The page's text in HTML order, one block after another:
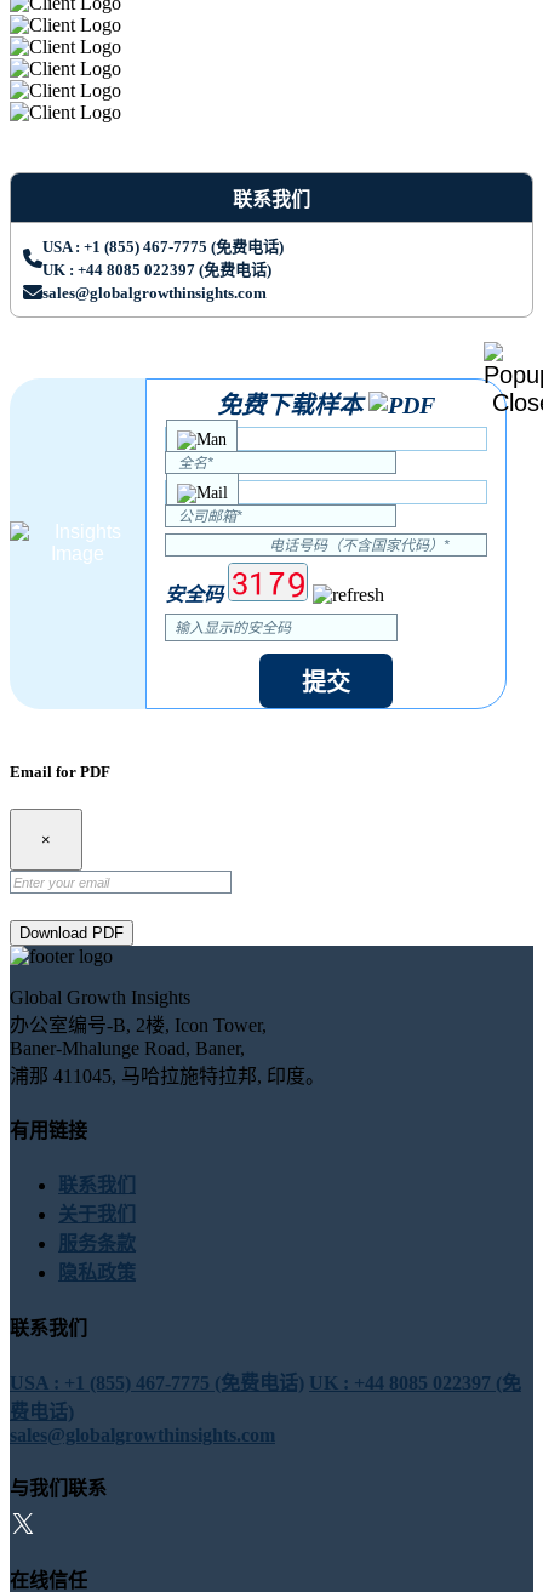
联系我们
USA : +1 (855) 467-7775 (免费电话)
UK : +44 8085 022397 (免费电话)
sales@globalgrowthinsights.com
免费下载样本
安全码
提交
Email for PDF
×
Download PDF
Global Growth Insights
办公室编号-B, 2楼, Icon Tower,
Baner-Mhalunge Road, Baner,
浦那 411045, 马哈拉施特拉邦, 印度。
有用链接
联系我们
关于我们
服务条款
隐私政策
联系我们
USA : +1 (855) 467-7775 (免费电话) UK : +44 8085 022397 (免
费电话)
sales@globalgrowthinsights.com
与我们联系
在线信任